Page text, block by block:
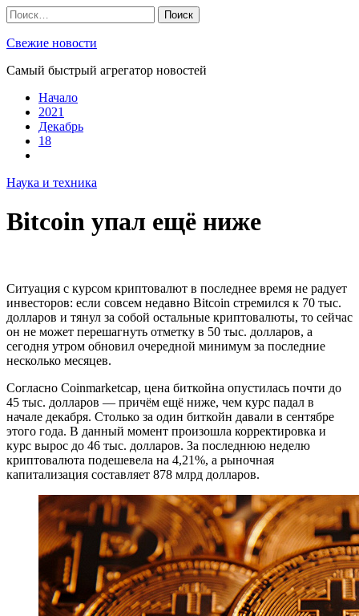
Skip
to
content
Найти:
Свежие новости
Самый быстрый агрегатор новостей
Начало
2021
Декабрь
18
Наука и техника
Bitcoin упал ещё ниже
Ситуация с курсом криптовалют в последнее время не радует
инвесторов: если совсем недавно Bitcoin стремился к 70 тыс.
долларов и тянул за собой остальные криптовалюты, то сейчас
он не может перешагнуть отметку в 50 тыс. долларов, а
сегодня утром обновил очередной минимум за последние
несколько месяцев.
Согласно Coinmarketcap, цена биткойна опустилась почти до
45 тыс. долларов — причём ещё ниже, чем курс падал в
начале декабря. Столько за один биткойн давали в сентябре
этого года. В данный момент произошла корректировка и
курс вырос до 46 тыс. долларов. За последнюю неделю
криптовалюта подешевела на 4,21%, а рыночная
капитализация составляет 878 млрд долларов.